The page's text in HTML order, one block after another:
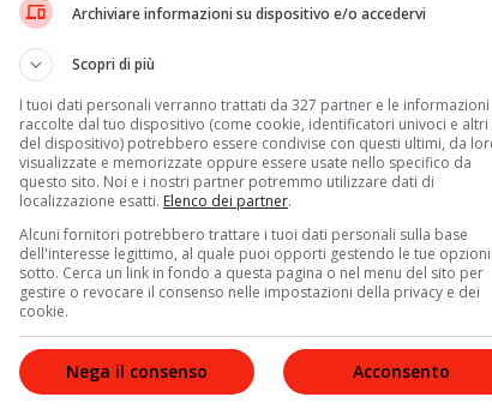
di lancio: premiare la sua
alle letture di maggiore successo. Si tratta di
rappresenterà tutte le anime del BookTok, come
esattamente? E com’è possibile partecipare? La
prima edizione. In più TikTok quest’anno tornerà
Partner, confermando di conseguenza il
italiano.
Archiviare informazioni su dispositivo e/o accedervi
Scopri di più
I tuoi dati personali verranno trattati da 327 partner e le informazioni
raccolte dal tuo dispositivo (come cookie, identificatori univoci e altri
del dispositivo) potrebbero essere condivise con questi ultimi, da
visualizzate e memorizzate oppure essere usate nello specifico da
questo sito. Noi e i nostri partner potremmo utilizzare dati di
localizzazione esatti. Elenco dei partner.
Alcuni fornitori potrebbero trattare i tuoi dati personali sulla base
dell'interesse legittimo, al quale puoi opporti gestendo le tue
sotto. Cerca un link in fondo a questa pagina o nel menu del sito per
gestire o revocare il consenso nelle impostazioni della privacy e dei
cookie.
Acconsento
Nega il consenso